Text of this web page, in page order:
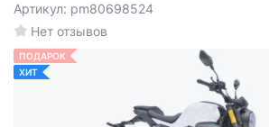
Нет отзывов
Артикул: pm80698524
ПОДАРОК
ХИТ